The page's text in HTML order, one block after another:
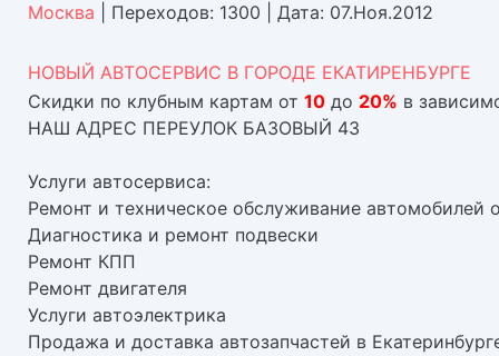
Москва Переходов: 1300 Дата: 07.Ноя.2012
НОВЫЙ АВТОСЕРВИС В ГОРОДЕ ЕКАТИРЕНБУРГЕ
Скидки по клубным картам от 10до 20% в
НАШ АДРЕС ПЕРЕУЛОК БАЗОВЫЙ 43
Услуги автосервиса:
Ремонт и техническое обслуживание автомобилей
Диагностика и ремонт подвески
Ремонт КПП
Ремонт двигателя
Услуги автоэлектрика
Продажа и доставка автозапчастей в